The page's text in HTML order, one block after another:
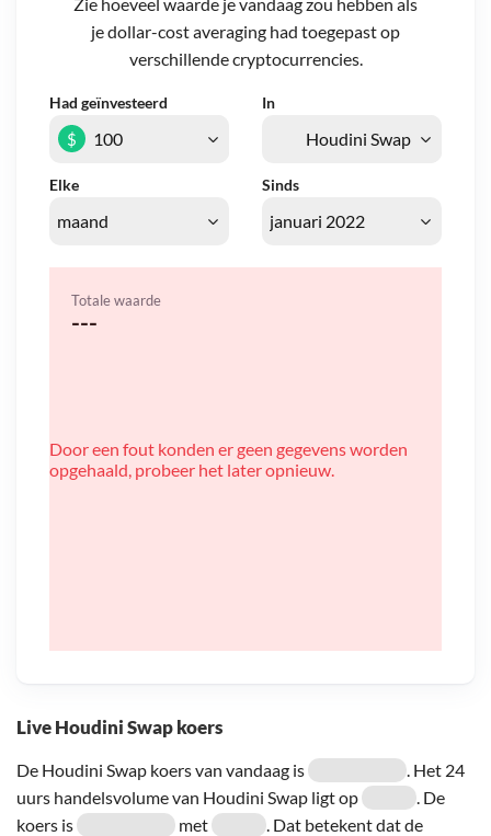
Live Houdini Swap koers
De Houdini Swap koers van vandaag is
. Het 24
uurs handelsvolume van Houdini Swap ligt op
. De
koers is
met
. Dat betekent dat de
Zie hoeveel waarde je vandaag zou hebben als
je dollar-cost averaging had toegepast op
verschillende cryptocurrencies.
Had geïnvesteerd In
Elke Sinds
$
Totale waarde
---
Door een fout konden er geen gegevens worden
opgehaald, probeer het later opnieuw.